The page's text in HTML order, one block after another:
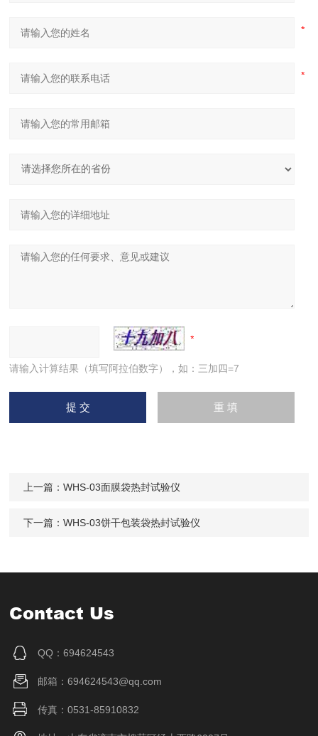
请输入计算结果（填写阿拉伯数字），如：三加四=7
上一篇：WHS-03面膜袋热封试验仪
下一篇：WHS-03饼干包装袋热封试验仪
Contact Us
QQ：694624543
邮箱：694624543@qq.com
传真：0531-85910832